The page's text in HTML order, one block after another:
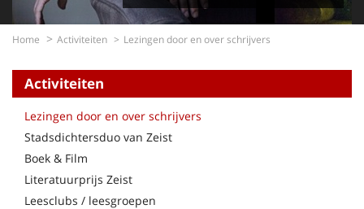
Home Activiteiten Lezingen door en over schrijvers
Activiteiten
Lezingen door en over schrijvers
Stadsdichtersduo van Zeist
Boek & Film
Literatuurprijs Zeist
Leesclubs / leesgroepen